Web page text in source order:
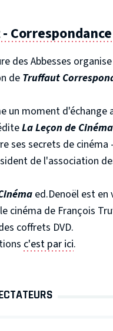
des Abbesses
de Truffaut
un moment
La Leçon de Cinéma
ses secrets de
de l'association
ed.Denoël est
cinéma de François
coffrets DVD.
c'est par ici.